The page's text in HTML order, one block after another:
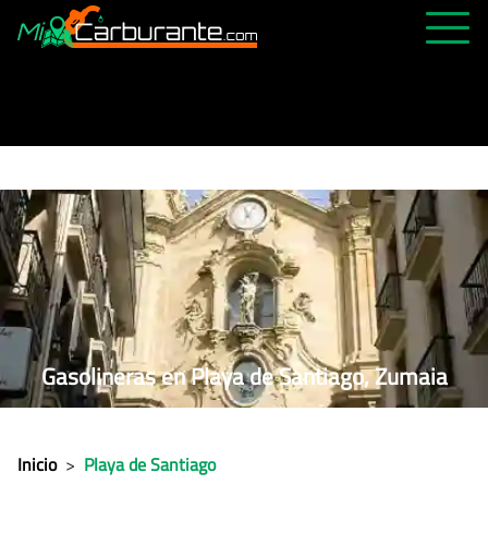
ABIERTAS 24H
ÚLTIMAS MATRÍCULAS
FAVORITAS
Gasolineras en Playa de Santiago, Zumaia
Inicio > Playa de Santiago